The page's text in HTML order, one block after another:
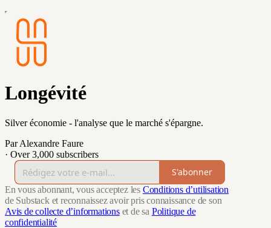
Longévité
Silver économie - l'analyse que le marché s'épargne.
Par Alexandre Faure
· Over 3,000 subscribers
S'abonner
En vous abonnant, vous acceptez les Conditions d’utilisation
de Substack et reconnaissez avoir pris connaissance de son
Avis de collecte d’informationset de sa Politique de
confidentialité